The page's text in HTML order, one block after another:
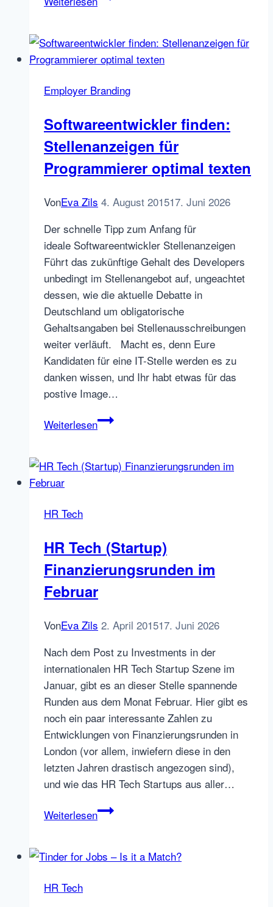
Talentfindung
und
revolutionieren
Employer Branding
Softwareentwickler finden:
Stellenanzeigen für
Programmierer optimal texten
VonEva Zils 4. August 201517. Juni 2026
Der schnelle Tipp zum Anfang für
ideale Softwareentwickler Stellenanzeigen
Führt das zukünftige Gehalt des Developers
unbedingt im Stellenangebot auf, ungeachtet
dessen, wie die aktuelle Debatte in
Deutschland um obligatorische
Gehaltsangaben bei Stellenausschreibungen
weiter verläuft. Macht es, denn Eure
Kandidaten für eine IT-Stelle werden es zu
danken wissen, und Ihr habt etwas für das
postive Image…
WeiterlesenSoftwareentwickler
für
HR Tech
HR Tech (Startup)
Finanzierungsrunden im
Februar
VonEva Zils 2. April 201517. Juni 2026
Nach dem Post zu Investments in der
internationalen HR Tech Startup Szene im
Januar, gibt es an dieser Stelle spannende
Runden aus dem Monat Februar. Hier gibt es
noch ein paar interessante Zahlen zu
Entwicklungen von Finanzierungsrunden in
London (vor allem, inwiefern diese in den
letzten Jahren drastisch angezogen sind),
und wie das HR Tech Startups aus aller…
WeiterlesenHR
Finanzierungsrunden
HR Tech